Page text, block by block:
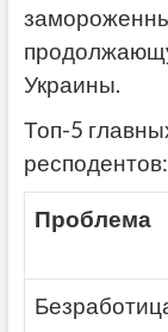
Украины.
Топ-5
респодентов:
Проблема